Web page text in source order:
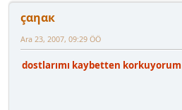
çαηαк
Ara 23, 2007, 09:29 ÖÖ
dostlarımı kaybetten korkuyorum